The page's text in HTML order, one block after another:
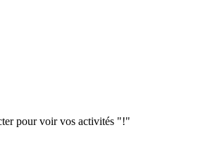
pour voir vos activités "!"